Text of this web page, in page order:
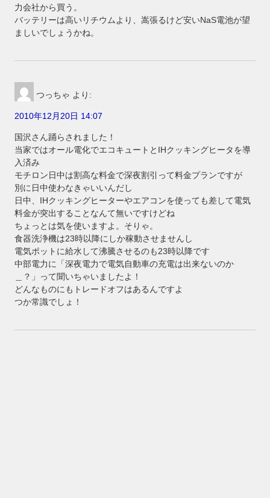
力会社から買う。
バッテリーは高いリチウムより、嵩張るけど安いNaS電池が望
ましいでしょうかね。
つっちゃ より:
2010年12月20日 14:07
国沢さん踊らされました！
当家ではオール電化でエコキュートとIHクッキングヒータを導
入済み
モチロン日中は割高な料金で深夜割引って料金プランですが
別に日中使わなきゃいいんだし
日中、IHクッキングヒーターやエアコンを使っても差して電気
料金が突出することなんて無いですけどね
ちょっとは気を使いますよ。そりゃ。
食器洗浄機は23時以降にしか稼動させませんし
電気ポットに給水して沸騰させるのも23時以降です
中部電力に「深夜電力で電気自動車の充電は出来ないのか
＿？」って聞いちゃいましたよ！
どんなものにもトレードオフはあるんですよ
つか常識でしょ！